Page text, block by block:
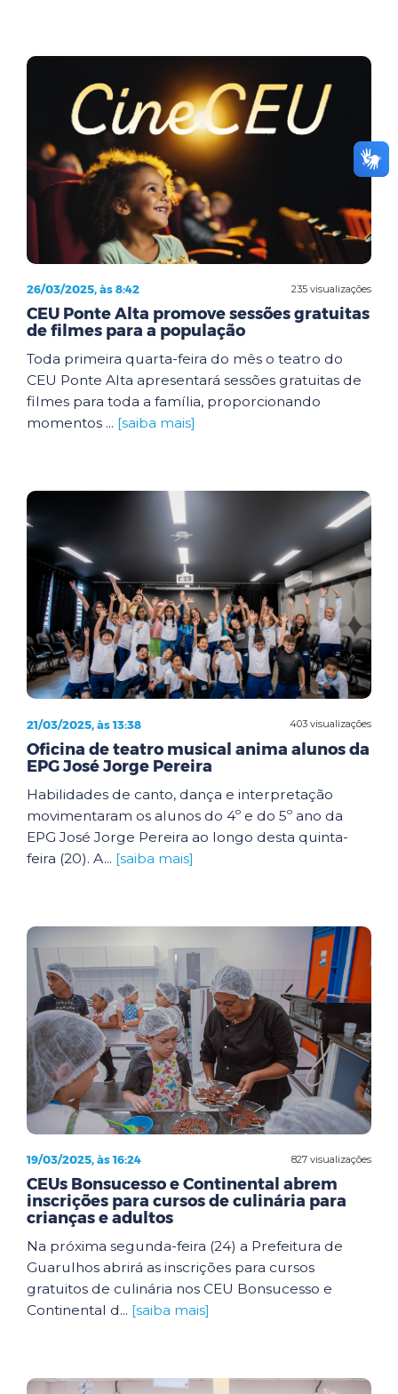
235 visualizações
26/03/2025, às 8:42
CEU Ponte Alta promove sessões gratuitas
de filmes para a população
Toda primeira quarta-feira do mês o teatro do
CEU Ponte Alta apresentará sessões gratuitas de
filmes para toda a família, proporcionando
momentos ... [saiba mais]
403 visualizações
21/03/2025, às 13:38
Oficina de teatro musical anima alunos da
EPG José Jorge Pereira
Habilidades de canto, dança e interpretação
movimentaram os alunos do 4º e do 5º ano da
EPG José Jorge Pereira ao longo desta quinta-
feira (20). A... [saiba mais]
827 visualizações
19/03/2025, às 16:24
CEUs Bonsucesso e Continental abrem
inscrições para cursos de culinária para
crianças e adultos
Na próxima segunda-feira (24) a Prefeitura de
Guarulhos abrirá as inscrições para cursos
gratuitos de culinária nos CEU Bonsucesso e
Continental d... [saiba mais]